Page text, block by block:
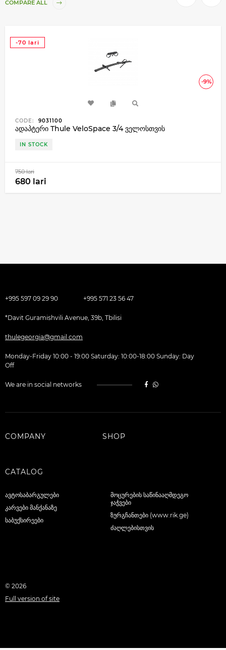
COMPARE ALL
-9%
-70 lari
CODE: 9031100
ადაპტერი Thule VeloSpace 3/4 ველოსთვის
IN STOCK
750 lari
680 lari
+995 597 09 29 90 +995 571 23 56 47
*Davit Guramishvili Avenue, 39b, Tbilisi
thulegeorgia@gmail.com
Monday-Friday 10:00 - 19:00 Saturday: 10:00-18:00 Sunday: Day
Off
We are in social networks
COMPANY SHOP
CATALOG
ავტოსაბარგულები
კარვები მანქანაზე
საბუქსირეები
მოცურების საწინააღმდეგო
ჯაჭვები
ზურგჩანთები (www.rik.ge)
ძაღლებისთვის
© 2026
Full version of site